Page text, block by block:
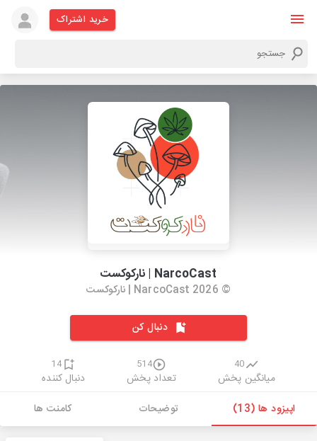
خرید اشتراک
NarcoCast | نارکوکست
© 2026 NarcoCast | نارکوکست
دنبال کن
40
میانگین پخش
514
تعداد پخش
14
دنبال کننده
اپیزود ها (13)
توضیحات کامنت ها